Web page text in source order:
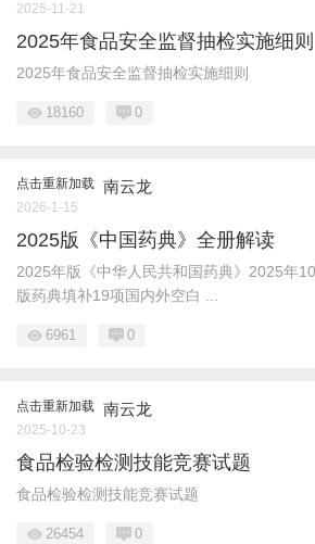
2025-11-21
2025年食品安全监督抽检实施细则
2025年食品安全监督抽检实施细则
18160 0
点击重新加载 南云龙
2026-1-15
2025版《中国药典》全册解读
2025年版《中华人民共和国药典》2025年
版药典填补19项国内外空白 ...
6961 0
点击重新加载 南云龙
2025-10-23
食品检验检测技能竞赛试题
食品检验检测技能竞赛试题
26454 0